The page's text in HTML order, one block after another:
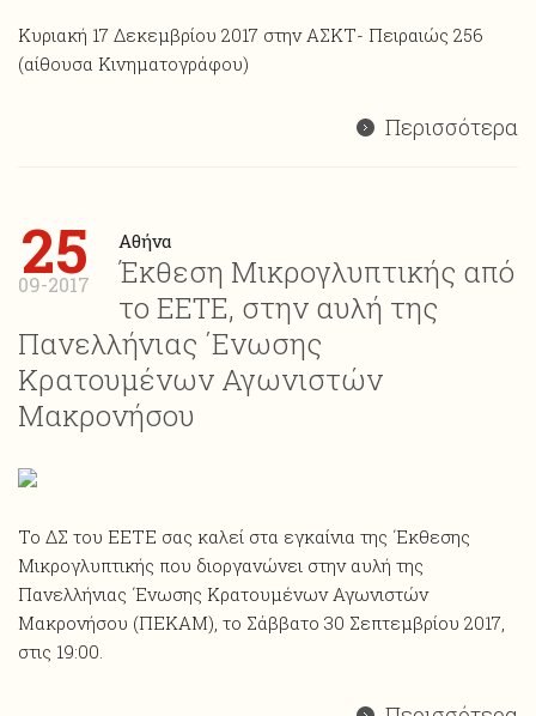
Κυριακή 17 Δεκεμβρίου 2017 στην ΑΣΚΤ- Πειραιώς 256
(αίθουσα Κινηματογράφου)
Περισσότερα
25
09-2017
Αθήνα
Έκθεση Μικρογλυπτικής από
το ΕΕΤΕ, στην αυλή της
Πανελλήνιας ΄Ενωσης
Κρατουμένων Αγωνιστών
Μακρονήσου
Το ΔΣ του ΕΕΤΕ σας καλεί στα εγκαίνια της ΄Εκθεσης
Μικρογλυπτικής που διοργανώνει στην αυλή της
Πανελλήνιας ΄Ενωσης Κρατουμένων Αγωνιστών
Μακρονήσου (ΠΕΚΑΜ), το Σάββατο 30 Σεπτεμβρίου 2017,
στις 19:00.